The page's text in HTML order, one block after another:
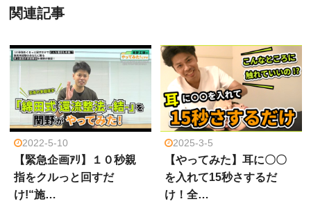
関連記事
2022-5-10
【緊急企画ｱﾘ】１０秒親
指をクルっと回すだ
け!“施…
2025-3-5
【やってみた】耳に〇〇
を入れて15秒さするだ
け！全…